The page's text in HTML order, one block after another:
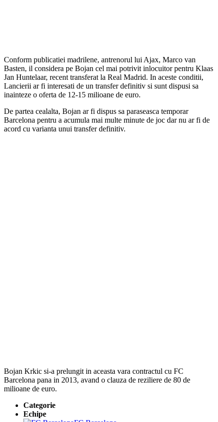
Conform publicatiei madrilene, antrenorul lui Ajax, Marco van
Basten, il considera pe Bojan cel mai potrivit inlocuitor pentru Klaas
Jan Huntelaar, recent transferat la Real Madrid. In aceste conditii,
Lancierii ar fi interesati de un transfer definitiv si sunt dispusi sa
inainteze o oferta de 12-15 milioane de euro.
De partea cealalta, Bojan ar fi dispus sa paraseasca temporar
Barcelona pentru a acumula mai multe minute de joc dar nu ar fi de
acord cu varianta unui transfer definitiv.
Bojan Krkic si-a prelungit in aceasta vara contractul cu FC
Barcelona pana in 2013, avand o clauza de reziliere de 80 de
milioane de euro.
Categorie
Echipe